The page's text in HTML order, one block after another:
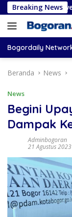
Langsung
ke
konten
Breaking News
Governance
Bogordaily
Beranda News
News
Begini
Dampak
Adminbogoran
21 Agustus 2023